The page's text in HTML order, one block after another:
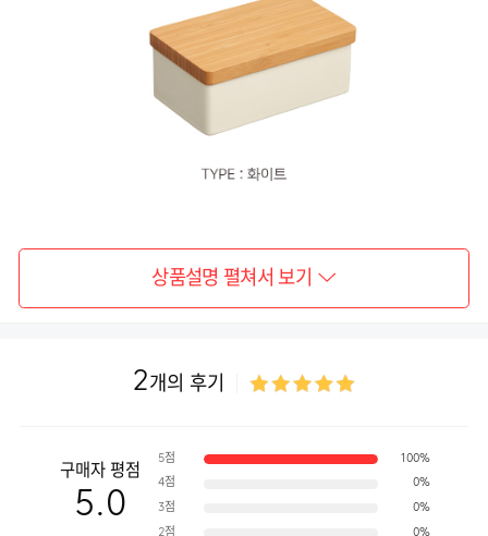
상품설명 펼쳐서 보기
2개의 후기
구매자 평점
5.0
5점 100%
4점 0%
3점 0%
2점 0%